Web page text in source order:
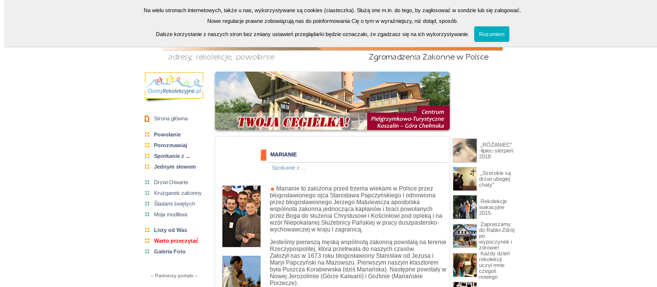
Strona główna
Powołanie
Porozmawiaj
Spotkanie z ...
Jednym słowem
Drzwi Otwarte
Krużganek zakonny
Śladami świętych
Moja modlitwa
Listy od Was
Warto przeczytać
Galeria Foto
-- Partnerzy portalu --
MARIANIE
Spotkanie z ...
Marianie to założona przed trzema wiekami w Polsce przez
błogosławionego ojca Stanisława Papczyńskiego i odnowiona
przez błogosławionego Jerzego Matulewicza apostolska
wspólnota zakonna jednocząca kapłanów i braci powołanych
przez Boga do służenia Chrystusowi i Kościołowi pod opieką i na
wzór Niepokalanej Służebnicy Pańskiej w pracy duszpastersko-
wychowawczej w kraju i zagranicą.
Jesteśmy pierwszą męską wspólnotą zakonną powstałą na terenie
Rzeczypospolitej, która przetrwała do naszych czasów.
Założył nas w 1673 roku błogosławiony Stanisław od Jezusa i
Maryi Papczyński na Mazowszu. Pierwszym naszym klasztorem
była Puszcza Korabiewska (dziś Mariańska). Następne powstały w
Nowej Jerozolimie (Górze Kalwarii) i Goźlinie (Mariańskie
Porzecze).
„RÓŻANIEC”
-lipiec-sierpień
2018
„Szerokie są
drzwi ubogiej
chaty”
Rekolekcje
wakacyjne
2015
Zapraszamy
do Rabki-Zdrój
po
wypoczynek i
zdrowie!
Każdy dzień
rekolekcji
uczył mnie
czegoś
nowego
Na wielu stronach internetowych, także u nas, wykorzystywane są cookies (ciasteczka). Służą one m.in. do tego, by zagłosować w sondzie lub się zalogować.
Nowe regulacje prawne zobowiązują nas do poinformowania Cię o tym w wyraźniejszy, niż dotąd, sposób.
Dalsze korzystanie z naszych stron bez zmiany ustawień przeglądarki będzie oznaczało, że zgadzasz się na ich wykorzystywanie. Rozumiem